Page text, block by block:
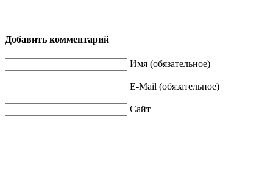
Добавить комментарий
Имя (обязательное)
E-Mail (обязательное)
Сайт